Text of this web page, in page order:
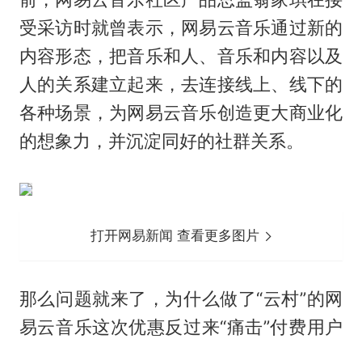
受采访时就曾表示，网易云音乐通过新的
内容形态，把音乐和人、音乐和内容以及
人的关系建立起来，去连接线上、线下的
各种场景，为网易云音乐创造更大商业化
的想象力，并沉淀同好的社群关系。
打开网易新闻 查看更多图片
那么问题就来了，为什么做了“云村”的网
易云音乐这次优惠反过来“痛击”付费用户